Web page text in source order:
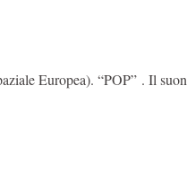
Europea). “POP” . Il